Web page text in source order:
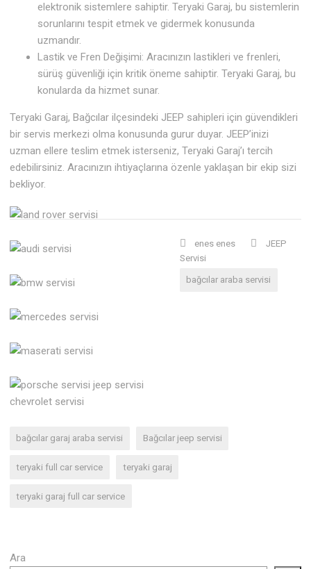
elektronik sistemlere sahiptir. Teryaki Garaj, bu sistemlerin
sorunlarını tespit etmek ve gidermek konusunda
uzmandır.
Lastik ve Fren Değişimi: Aracınızın lastikleri ve frenleri,
sürüş güvenliği için kritik öneme sahiptir. Teryaki Garaj, bu
konularda da hizmet sunar.
Teryaki Garaj, Bağcılar ilçesindeki JEEP sahipleri için güvendikleri
bir servis merkezi olma konusunda gurur duyar. JEEP’inizi
uzman ellere teslim etmek isterseniz, Teryaki Garaj’ı tercih
edebilirsiniz. Aracınızın ihtiyaçlarına özenle yaklaşan bir ekip sizi
bekliyor.
enes enes
JEEP
Servisi
bağcılar araba servisi
bağcılar garaj araba servisi Bağcılar jeep servisi
teryaki full car service teryaki garaj
teryaki garaj full car service
Ara